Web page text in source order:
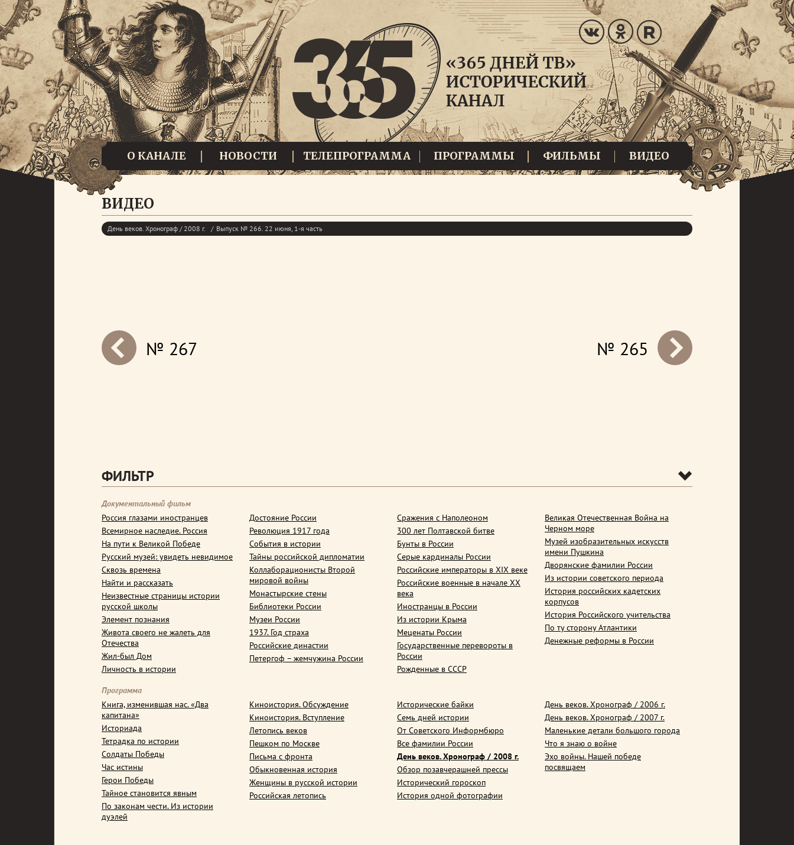
О КАНАЛЕ НОВОСТИ ТЕЛЕПРОГРАММА ПРОГРАММЫ ФИЛЬМЫ ВИДЕО
ВИДЕО
День веков. Хронограф / 2008 г. Выпуск № 266. 22 июня, 1-я часть
prev
next № 265
№ 267
ФИЛЬТР
Документальный фильм
Россия глазами иностранцев
Всемирное наследие. Россия
На пути к Великой Победе
Русский музей: увидеть невидимое
Сквозь времена
Найти и рассказать
Неизвестные страницы истории
русской школы
Элемент познания
Живота своего не жалеть для
Отечества
Жил-был Дом
Личность в истории
Достояние России
Революция 1917 года
События в истории
Тайны российской дипломатии
Коллаборационисты Второй
мировой войны
Монастырские стены
Библиотеки России
Музеи России
1937. Год страха
Российские династии
Петергоф – жемчужина России
Сражения с Наполеоном
300 лет Полтавской битве
Бунты в России
Серые кардиналы России
Российские императоры в XIX веке
Российские военные в начале ХХ
века
Иностранцы в России
Из истории Крыма
Меценаты России
Государственные перевороты в
России
Рожденные в СССР
Великая Отечественная Война на
Черном море
Музей изобразительных искусств
имени Пушкина
Дворянские фамилии России
Из истории советского периода
История российских кадетских
корпусов
История Российского учительства
По ту сторону Атлантики
Денежные реформы в России
Программа
Книга, изменившая нас. «Два
капитана»
Историада
Тетрадка по истории
Солдаты Победы
Час истины
Герои Победы
Тайное становится явным
По законам чести. Из истории
дуэлей
Киноистория. Обсуждение
Киноистория. Вступление
Летопись веков
Пешком по Москве
Письма с фронта
Обыкновенная история
Женщины в русской истории
Российская летопись
Исторические байки
Семь дней истории
От Советского Информбюро
Все фамилии России
День веков. Хронограф / 2008 г.
Обзор позавчерашней прессы
Исторический гороскоп
История одной фотографии
День веков. Хронограф / 2006 г.
День веков. Хронограф / 2007 г.
Маленькие детали большого города
Что я знаю о войне
Эхо войны. Нашей победе
посвящаем